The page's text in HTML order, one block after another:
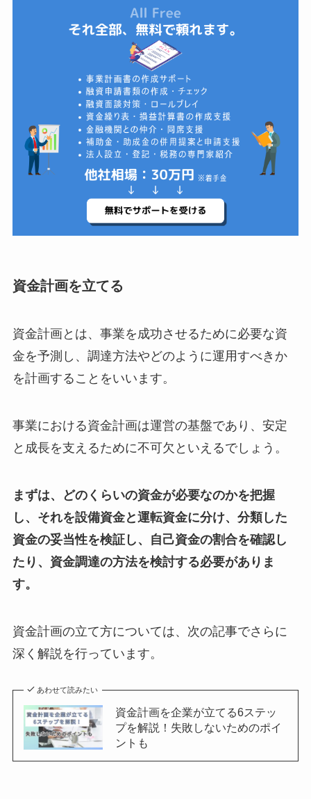
資金計画を立てる
資金計画とは、事業を成功させるために必要な資
金を予測し、調達方法やどのように運用すべきか
を計画することをいいます。
事業における資金計画は運営の基盤であり、安定
と成長を支えるために不可欠といえるでしょう。
まずは、どのくらいの資金が必要なのかを把握
し、それを設備資金と運転資金に分け、分類した
資金の妥当性を検証し、自己資金の割合を確認し
たり、資金調達の方法を検討する必要がありま
す。
資金計画の立て方については、次の記事でさらに
深く解説を行っています。
あわせて読みたい
資金計画を企業が立てる6ステッ
プを解説！失敗しないためのポイ
ントも